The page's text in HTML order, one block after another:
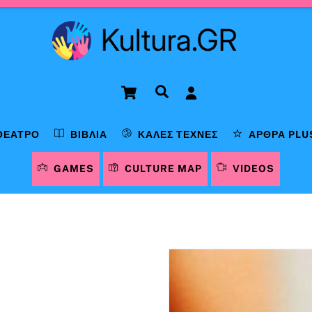
Cart Αναζήτηση
ΒΙΒΛΊΑ ΚΑΛΈΣ ΤΈΧΝΕΣ ΆΡΘΡΑ
GAMES CULTURE MAP VIDEOS